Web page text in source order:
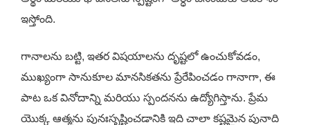
ఇస్తోంది.
గానాలను బట్టి, ఇతర విషయాలను దృష్టలో ఉంచుకోవడం,
ముఖ్యంగా సానుకూల మానసికతను ప్రేరేపించడం గానాగా, ఈ
పాట ఒక వినోదాన్ని మరియు స్పందనను ఉద్యోగిస్తాను. ప్రేమ
యొక్క ఆత్మను పునఃసృష్టించడానికి ఇది చాలా కష్టమైన పునాది